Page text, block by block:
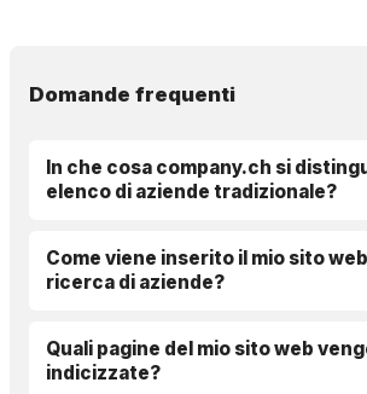
Domande frequenti
In che cosa company.ch si
elenco di aziende tradizionale?
Come viene inserito il mio sito
ricerca di aziende?
Quali pagine del mio sito web
indicizzate?